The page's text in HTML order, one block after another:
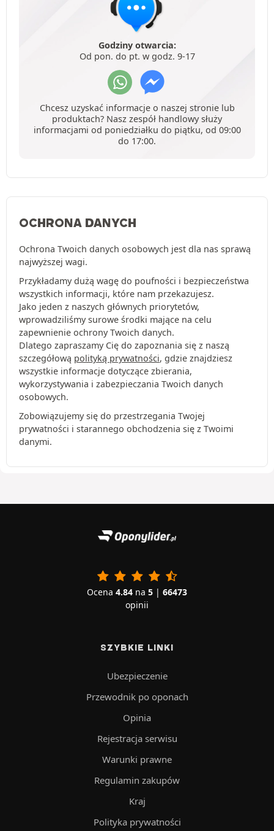
Godziny otwarcia:
Od pon. do pt. w godz. 9-17
Chcesz uzyskać informacje o naszej stronie lub
produktach? Nasz zespół handlowy służy
informacjami od poniedziałku do piątku, od 09:00
do 17:00.
OCHRONA DANYCH
Ochrona Twoich danych osobowych jest dla nas sprawą
najwyższej wagi.
Przykładamy dużą wagę do poufności i bezpieczeństwa
wszystkich informacji, które nam przekazujesz.
Jako jeden z naszych głównych priorytetów,
wprowadziliśmy surowe środki mające na celu
zapewnienie ochrony Twoich danych.
Dlatego zapraszamy Cię do zapoznania się z naszą
szczegółową polityką prywatności, gdzie znajdziesz
wszystkie informacje dotyczące zbierania,
wykorzystywania i zabezpieczania Twoich danych
osobowych.
Zobowiązujemy się do przestrzegania Twojej
prywatności i starannego obchodzenia się z Twoimi
danymi.
Ocena 4.84 na 5 | 66473
opinii
SZYBKIE LINKI
Ubezpieczenie
Przewodnik po oponach
Opinia
Rejestracja serwisu
Warunki prawne
Regulamin zakupów
Kraj
Polityka prywatności